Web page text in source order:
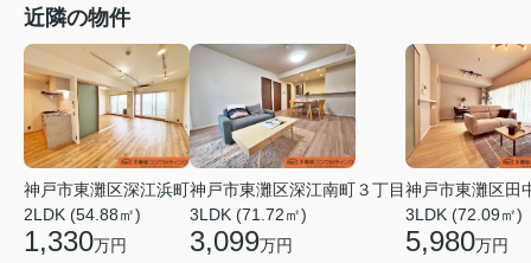
近隣の物件
神戸市東灘区深江浜町
2LDK (54.88㎡)
1,330万円
神戸市東灘区深江南町３丁目
3LDK (71.72㎡)
3,099万円
神戸市東灘区田
3LDK (72.09㎡)
5,980万円